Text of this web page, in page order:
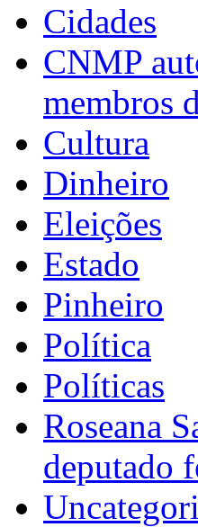
Cidades
CNMP
membros
Cultura
Dinheiro
Eleições
Estado
Pinheiro
Política
Políticas
Roseana
deputado